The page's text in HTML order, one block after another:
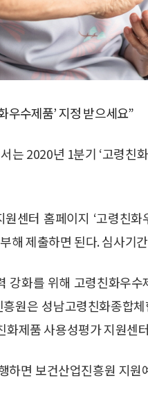
우수제품’ 지정 받으세요”
는 2020년 1분기 ‘고령친
센터 홈페이지 ‘고령친화
해 제출하면 된다. 심사기
강화를 위해 고령친화우
원은 성남고령친화종합
제품 사용성평가 지원센
하면 보건산업진흥원 지